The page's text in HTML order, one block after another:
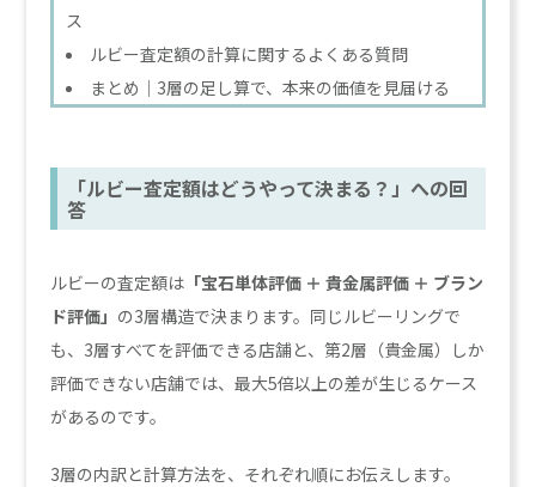
ス
ルビー査定額の計算に関するよくある質問
まとめ｜3層の足し算で、本来の価値を見届ける
「ルビー査定額はどうやって決まる？」への回
答
ルビーの査定額は 「宝石単体評価 ＋ 貴金属評価 ＋ ブラン
ド評価」 の3層構造で決まります。同じルビーリングで
も、3層すべてを評価できる店舗と、第2層（貴金属）しか
評価できない店舗では、最大5倍以上の差が生じるケース
があるのです。
3層の内訳と計算方法を、それぞれ順にお伝えします。